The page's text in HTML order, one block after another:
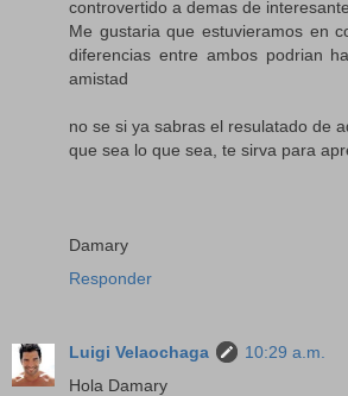
controvertido a demas de interesante.
Me gustaria que estuvieramos en
diferencias entre ambos podrian
amistad
no se si ya sabras el resulatado de
que sea lo que sea, te sirva para
Damary
Responder
Luigi Velaochaga
10:29 a.m.
Hola Damary